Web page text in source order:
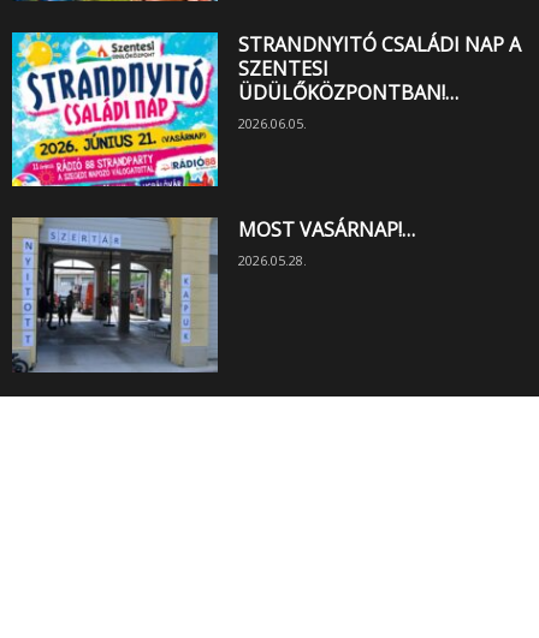
STRANDNYITÓ CSALÁDI NAP A
SZENTESI
ÜDÜLŐKÖZPONTBAN!…
2026.06.05.
MOST VASÁRNAP!…
2026.05.28.